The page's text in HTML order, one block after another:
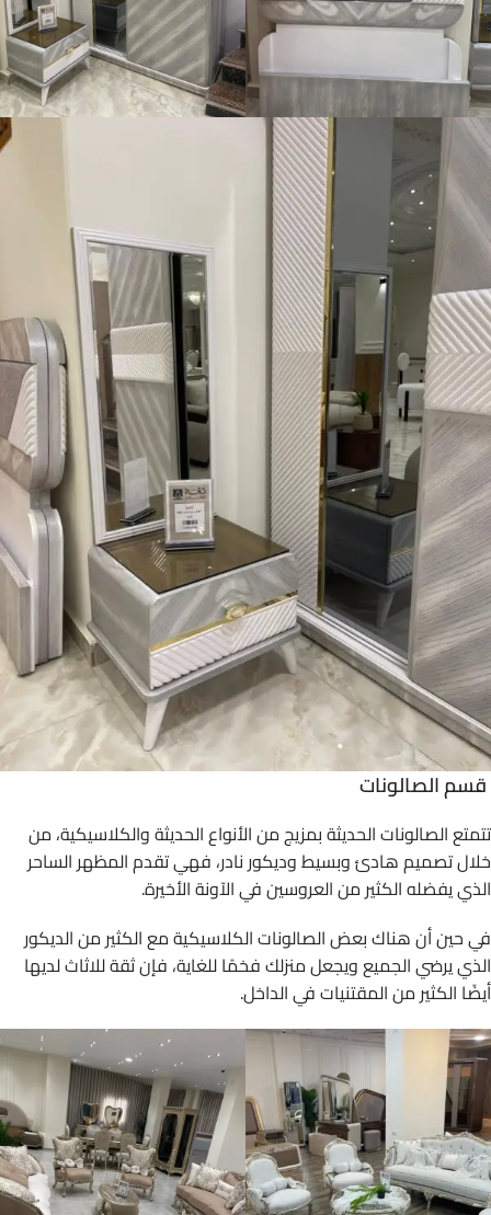
قسم الصالونات
تتمتع الصالونات الحديثة بمزيج من الأنواع الحديثة والكلاسيكية، من
خلال تصميم هادئ وبسيط وديكور نادر، فهي تقدم المظهر الساحر
الذي يفضله الكثير من العروسين في الآونة الأخيرة.
في حين أن هناك بعض الصالونات الكلاسيكية مع الكثير من الديكور
الذي يرضي الجميع ويجعل منزلك فخمًا للغاية، فإن ثقة للاثاث لديها
أيضًا الكثير من المقتنيات في الداخل.